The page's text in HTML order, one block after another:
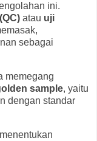
ini.
atau uji
sebagai
memegang
sample, yaitu
dengan standar